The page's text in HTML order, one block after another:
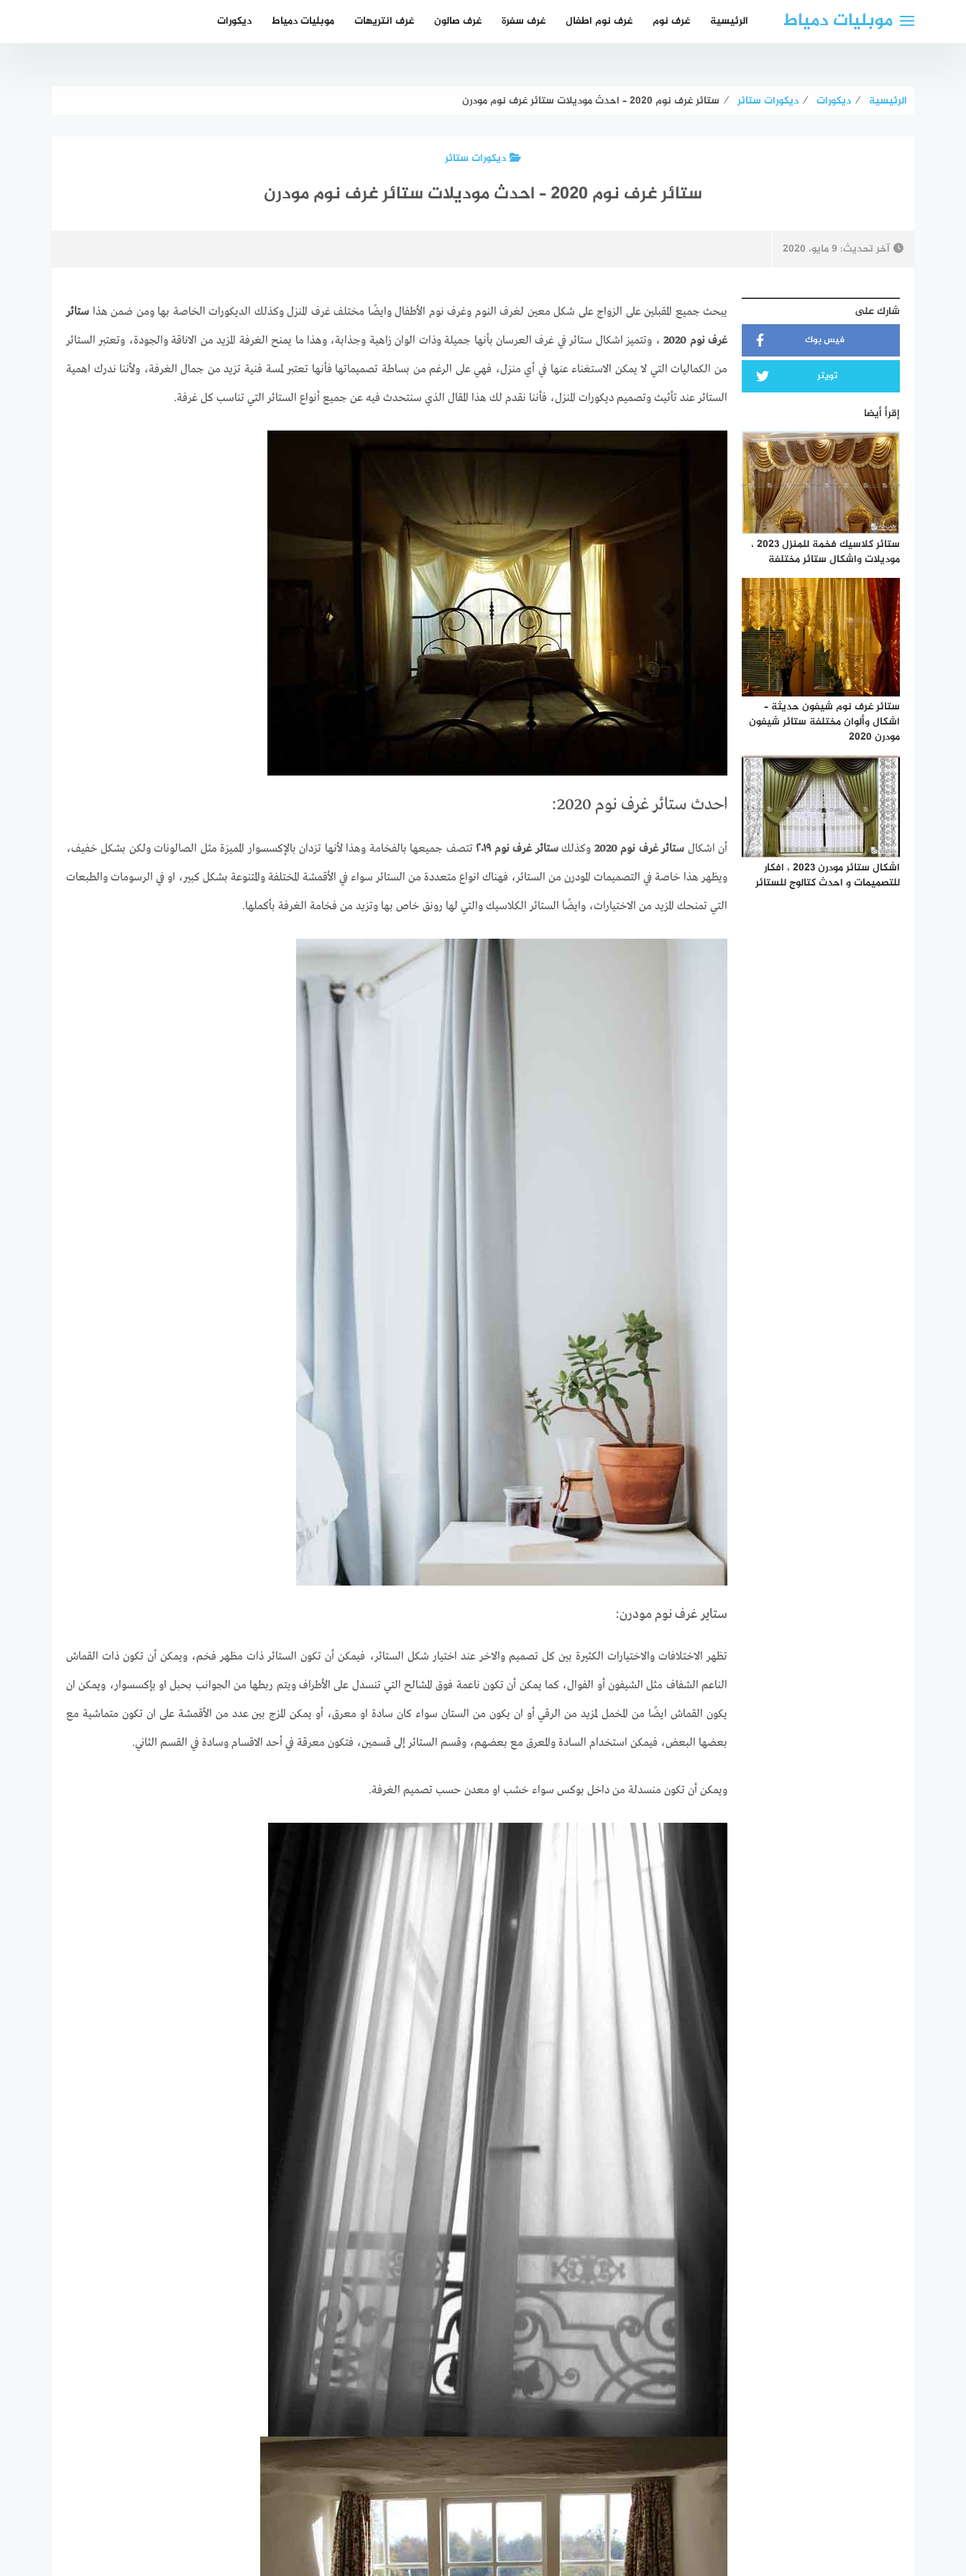
موبليات دمياط الرئيسية غرف نوم غرف نوم اطفال غرف سفرة غرف صالون غرف انتريهات موبليات دمياط ديكورات
الرئيسية ⁄ ديكورات ⁄ ديكورات ستائر ⁄ ستائر غرف نوم 2020 – احدث موديلات ستائر غرف نوم مودرن
ديكورات ستائر
ستائر غرف نوم 2020 – احدث موديلات ستائر غرف نوم مودرن
آخر تحديث: 9 مايو، 2020
شارك على
فيس بوك
تويتر
إقرأ أيضا
ستائر كلاسيك فخمة للمنزل 2023 ،
موديلات واشكال ستائر مختلفة
ستائر غرف نوم شيفون حديثة –
اشكال وألوان مختلفة ستائر شيفون
مودرن 2020
اشكال ستائر مودرن 2023 ، افكار
للتصميمات و احدث كتالوج للستائر
يبحث جميع المقبلين على الزواج على شكل معين لغرف النوم وغرف نوم الأطفال وايضًا مختلف غرف المنزل وكذلك الديكورات الخاصة بها ومن ضمن هذا ستائر
غرف نوم 2020
، وتتميز اشكال ستائر في غرف العرسان بأنها جميلة وذات الوان زاهية وجذابة، وهذا ما يمنح الغرفة المزيد من الاناقة والجودة، وتعتبر الستائر
من الكماليات التي لا يمكن الاستغناء عنها في أي منزل، فهي على الرغم من بساطة تصميماتها فأنها تعتبر لمسة فنية تزيد من جمال الغرفة، ولأننا ندرك اهمية
الستائر عند تأثيث وتصميم ديكورات المنزل، فأننا نقدم لك هذا المقال الذي سنتحدث فيه عن جميع أنواع الستائر التي تناسب كل غرفة.
احدث ستائر غرف نوم 2020:
أن اشكال ستائر غرف نوم 2020 وكذلكستائر غرف نوم ٢٠١٩
تتصف جميعها بالفخامة وهذا لأنها تزدان بالإكسسوار المميزة مثل الصالونات ولكن بشكل خفيف،
ويظهر هذا خاصة في التصميمات المودرن من الستائر، فهناك انواع متعددة من الستائر سواء في الأقمشة المختلفة والمتنوعة بشكل كبير، او في الرسومات والطبعات
التي تمنحك المزيد من الاختيارات، وايضًا الستائر الكلاسيك والتي لها رونق خاص بها وتزيد من فخامة الغرفة بأكملها.
ستاير غرف نوم مودرن:
تظهر الاختلافات والاختيارات الكثيرة بين كل تصميم والاخر عند اختيار شكل الستائر، فيمكن أن تكون الستائر ذات مظهر فخم، ويمكن أن تكون ذات القماش
الناعم الشفاف مثل الشيفون أو الفوال، كما يمكن أن تكون ناعمة فوق المشالح التي تنسدل على الأطراف ويتم ربطها من الجوانب بحبل او بإكسسوار، ويمكن ان
يكون القماش ايضًا من المخمل لمزيد من الرقي أو ان يكون من الستان سواء كان سادة او معرق، أو يمكن المزج بين عدد من الأقمشة على ان تكون متماشية مع
بعضها البعض، فيمكن استخدام السادة والمعرق مع بعضهم، وقسم الستائر إلى قسمين، فتكون معرقة في أحد الاقسام وسادة في القسم الثاني.
ويمكن أن تكون منسدلة من داخل بوكس سواء خشب او معدن حسب تصميم الغرفة.